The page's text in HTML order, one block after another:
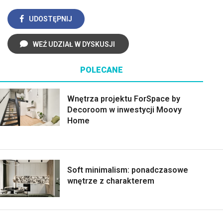
UDOSTĘPNIJ
WEŹ UDZIAŁ W DYSKUSJI
POLECANE
Wnętrza projektu ForSpace by
Decoroom w inwestycji Moovy
Home
Soft minimalism: ponadczasowe
wnętrze z charakterem